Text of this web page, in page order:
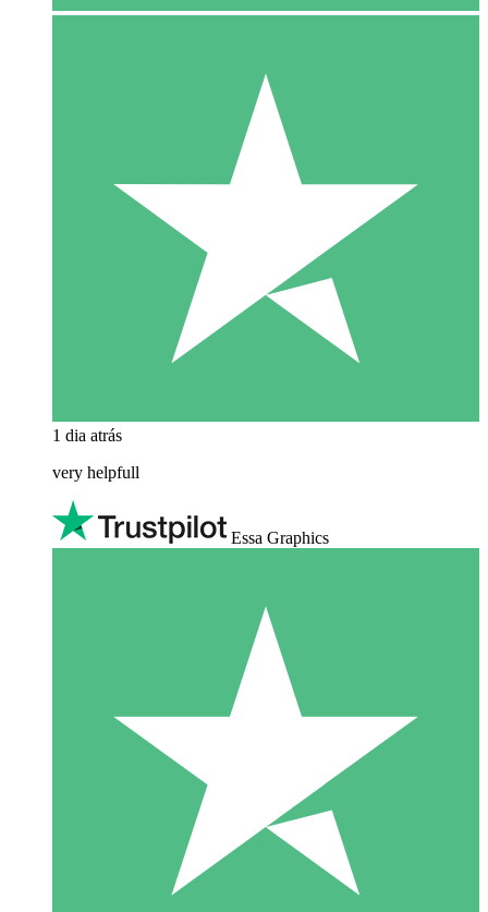
1 dia atrás
very helpfull
Essa Graphics